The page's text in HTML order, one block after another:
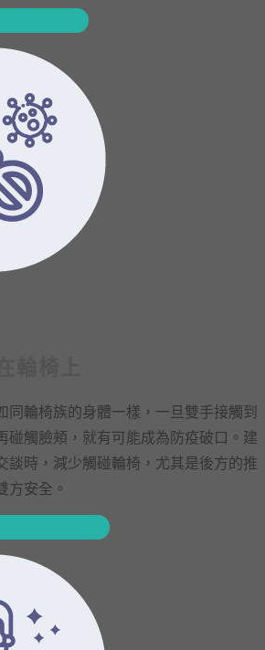
同輪椅族的身體一樣，一旦雙手接觸到
碰觸臉頰，就有可能成為防疫破口。建
談時，減少觸碰輪椅，尤其是後方的推
方安全。